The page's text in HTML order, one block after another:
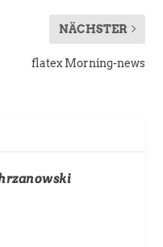
NÄCHSTER
flatex Morning-news